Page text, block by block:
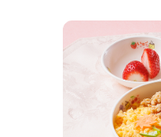
会社情報
お知らせ